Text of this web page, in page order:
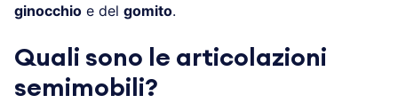
ginocchio e del gomito.
Quali sono le articolazioni
semimobili?